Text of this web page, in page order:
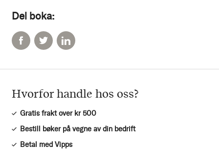
Del boka:
Hvorfor handle hos oss?
Gratis frakt over kr 500
Bestill bøker på vegne av din bedrift
Betal med Vipps